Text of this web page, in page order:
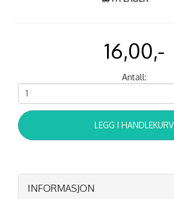
16,00,-
Antall:
LEGG I HANDLEKURV
INFORMASJON